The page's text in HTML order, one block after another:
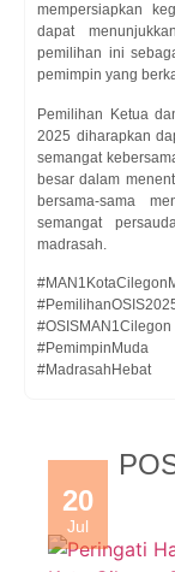
mempersiapkan
dapat
pemilihan ini
pemimpin yang
Pemilihan Ketua
2025 diharapkan
semangat
besar dalam
bersama-sama
semangat
madrasah.
#OSISMAN1Cilegon
#PemimpinMuda
#MadrasahHebat
20
Jul